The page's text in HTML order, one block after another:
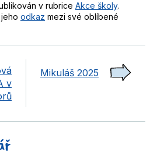
v rubrice Akce školy.
odkaz mezi své oblíbené
v
Mikuláš 2025